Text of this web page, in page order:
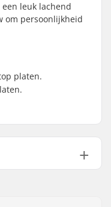
leuk lachend
om persoonlijkheid
platen.